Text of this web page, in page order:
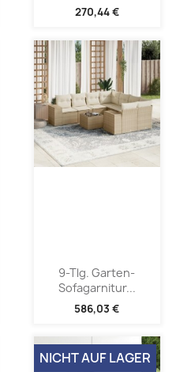
270,44 €
9-Tlg. Garten-
Sofagarnitur...
586,03 €
NICHT AUF LAGER